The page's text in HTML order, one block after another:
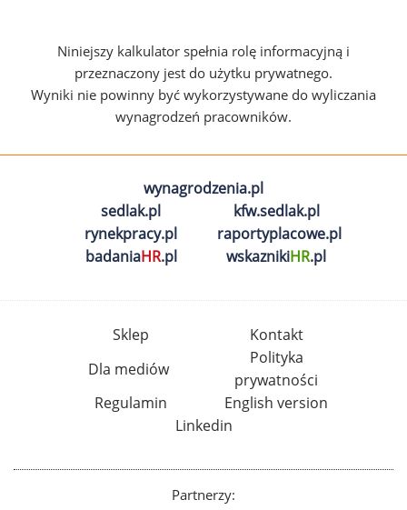
Niniejszy kalkulator spełnia rolę informacyjną i
przeznaczony jest do użytku prywatnego.
Wyniki nie powinny być wykorzystywane do wyliczania
wynagrodzeń pracowników.
wynagrodzenia.pl
sedlak.pl
kfw.sedlak.pl
rynekpracy.pl
raportyplacowe.pl
badaniaHR.pl wskaznikiHR.pl
Sklep
Kontakt
Dla mediów
Polityka
prywatności
Regulamin
English version
Linkedin
Partnerzy: